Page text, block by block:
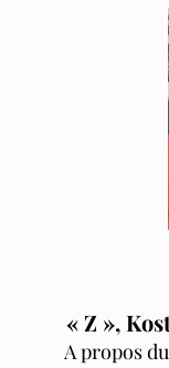
« Z »,
A propos